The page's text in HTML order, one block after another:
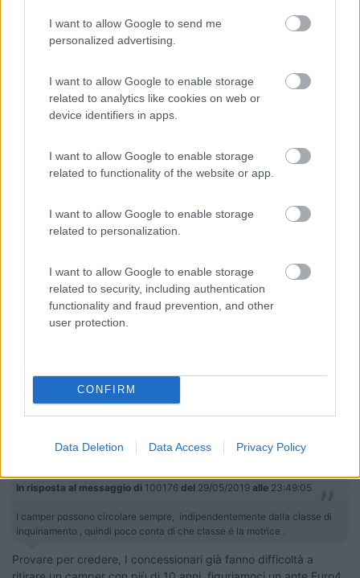
I want to allow Google to send me
personalized advertising.
I want to allow Google to enable storage
related to analytics like cookies on web or
device identifiers in apps.
I want to allow Google to enable storage
related to functionality of the website or app.
I want to allow Google to enable storage
related to personalization.
I want to allow Google to enable storage
related to security, including authentication
functionality and fraud prevention, and other
user protection.
CONFIRM
Data Deletion Data Access Privacy Policy
1908
Inserito il30/05/2019 alle:08:18:56
IvanG
3197
In risposta al messaggio di 100176del29/05/2019alle
I camper possono circolare sempre, indipendentemente dalla classe di
inquinamento , quindi poco conta di che classe é la motrice .
Viaggio su: Helix Izoard 555 S
latrofa124
In risposta al messaggio di 100176 del 29/05/2019 alle 23:49:05
I camper possono circolare sempre, indipendentemente dalla classe di
inquinamento , quindi poco conta di che classe é la motrice .
Provare per credere, I concessionari già fanno difficoltà a